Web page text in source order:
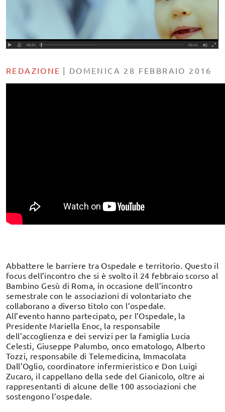
REDAZIONE | DOMENICA 28 FEBBRAIO 2016
Abbattere le barriere tra Ospedale e territorio. Questo il
focus dell’incontro che si è svolto il 24 febbraio scorso al
Bambino Gesù di Roma, in occasione dell’incontro
semestrale con le associazioni di volontariato che
collaborano a diverso titolo con l’ospedale.
All’evento hanno partecipato, per l’Ospedale, la
Presidente Mariella Enoc, la responsabile
dell’accoglienza e dei servizi per la famiglia Lucia
Celesti, Giuseppe Palumbo, onco ematologo, Alberto
Tozzi, responsabile di Telemedicina, Immacolata
Dall’Oglio, coordinatore infermieristico e Don Luigi
Zucaro, il cappellano della sede del Gianicolo, oltre ai
rappresentanti di alcune delle 100 associazioni che
sostengono l’ospedale.